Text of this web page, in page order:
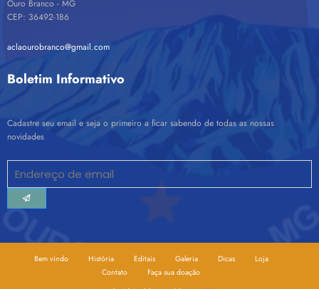
Ouro Branco - MG
CEP: 36492-186
aclaourobranco@gmail.com
Boletim Informativo
Cadastre seu email e seja o primeiro a ficar sabendo de todas as nossas
novidades
Bem vindo História Editais Galeria Dicas
Loja
Contato
Faça sua doação